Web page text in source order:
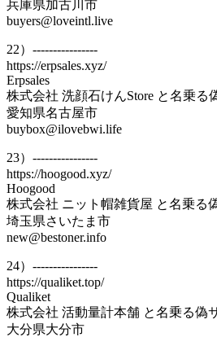
兵庫県加古川市
buyers@loveintl.live
22）----------------
https://erpsales.xyz/
Erpsales
株式会社 洗顔石けんStore と名乗る
愛知県名古屋市
buybox@ilovebwi.life
23）----------------
https://hoogood.xyz/
Hoogood
株式会社 ニット帽雑貨屋 と名乗る
埼玉県さいたま市
new@bestoner.info
24）----------------
https://qualiket.top/
Qualiket
株式会社 活動量計本舗 と名乗る偽
大分県大分市